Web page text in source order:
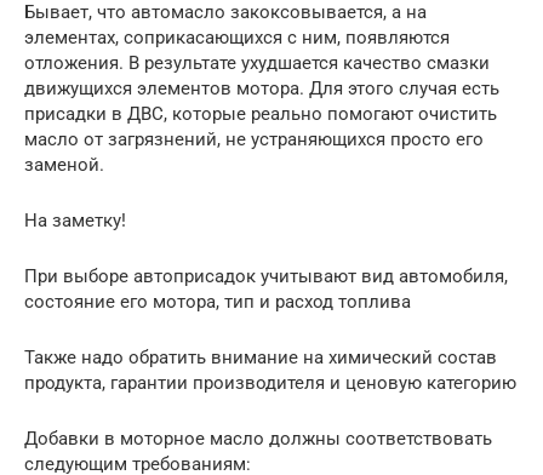
Бывает, что автомасло закоксовывается, а на
элементах, соприкасающихся с ним, появляются
отложения. В результате ухудшается качество смазки
движущихся элементов мотора. Для этого случая есть
присадки в ДВС, которые реально помогают очистить
масло от загрязнений, не устраняющихся просто его
заменой.
На заметку!
При выборе автоприсадок учитывают вид автомобиля,
состояние его мотора, тип и расход топлива
Также надо обратить внимание на химический состав
продукта, гарантии производителя и ценовую категорию
Добавки в моторное масло должны соответствовать
следующим требованиям: